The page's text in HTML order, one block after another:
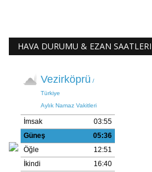
HAVA DURUMU & EZAN SAATLERI